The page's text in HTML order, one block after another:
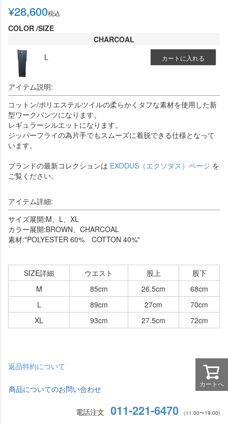
¥28,600税込
COLOR SIZE
CHARCOAL
L
カートに入れる
アイテム説明:
コットン/ポリエステルツイルの柔らかくタフな素材を使用した新
型ワークパンツになります。
レギュラーシルエットになります。
ジッパーフライの為片手でもスムーズに着脱できる仕様となって
います。
ブランドの最新コレクションは EXODUS（エクソダス）ページ を
ご覧ください。
アイテム詳細:
サイズ展開:M、L、XL
カラー展開:BROWN、CHARCOAL
素材:"POLYESTER 60% COTTON 40%"
SIZE詳細 ウエスト 股上
股下
M
85cm 26.5cm
68cm
L
89cm 27cm
70cm
XL
93cm 27.5cm 72cm
返品特約について
商品についてのお問い合わせ
電話注文 011-221-6470 （11:00〜19:00)
カートへ